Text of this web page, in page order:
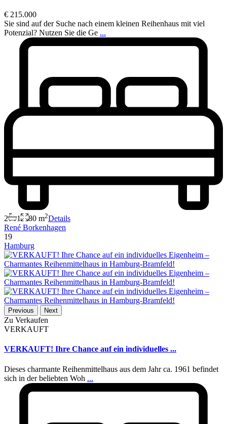
€ 215.000
Sie sind auf der Suche nach einem kleinen Reihenhaus mit viel
Potenzial? Nutzen Sie die Ge ...
2 1 80 m2Details
René Borkenhagen
19
Hamburg
Previous Next
Zu Verkaufen
VERKAUFT
VERKAUFT! Ihre Chance auf ein individuelles ...
Dieses charmante Reihenmittelhaus aus dem Jahr ca. 1961 befindet
sich in der beliebten Woh ...